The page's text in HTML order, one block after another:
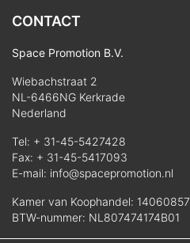
CONTACT
Space Promotion B.V.
Wiebachstraat 2
NL-6466NG Kerkrade
Nederland
Tel: + 31-45-5427428
Fax: + 31-45-5417093
E-mail: info@spacepromotion.nl
Kamer van Koophandel: 14060857
BTW-nummer: NL807474174B01